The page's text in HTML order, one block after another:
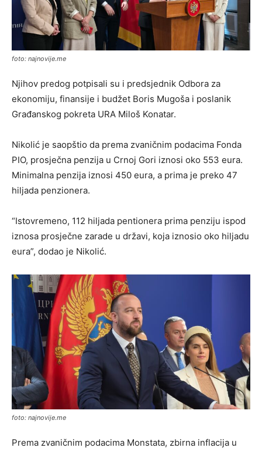
foto: najnovije.me
Njihov predog potpisali su i predsjednik Odbora za
ekonomiju, finansije i budžet Boris Mugoša i poslanik
Građanskog pokreta URA Miloš Konatar.
Nikolić je saopštio da prema zvaničnim podacima Fonda
PIO, prosječna penzija u Crnoj Gori iznosi oko 553 eura.
Minimalna penzija iznosi 450 eura, a prima je preko 47
hiljada penzionera.
“Istovremeno, 112 hiljada pentionera prima penziju ispod
iznosa prosječne zarade u državi, koja iznosio oko hiljadu
eura”, dodao je Nikolić.
foto: najnovije.me
Prema zvaničnim podacima Monstata, zbirna inflacija u